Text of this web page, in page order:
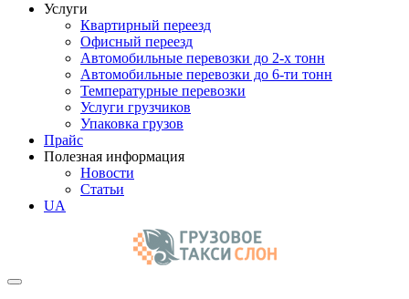
Услуги
Квартирный переезд
Офисный переезд
Автомобильные перевозки до 2-х тонн
Автомобильные перевозки до 6-ти тонн
Температурные перевозки
Услуги грузчиков
Упаковка грузов
Прайс
Полезная информация
Новости
Статьи
UA